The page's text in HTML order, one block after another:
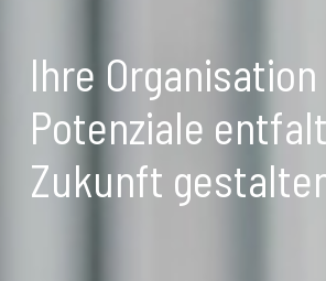
Ihre
Potenziale
Zukunft